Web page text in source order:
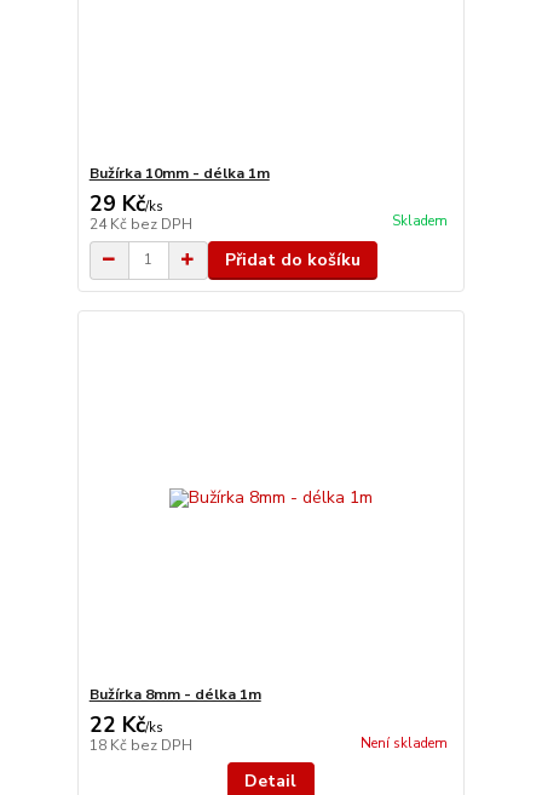
Bužírka 10mm - délka 1m
29 Kč/ks
24 Kč bez DPH Skladem
Přidat do košíku
Bužírka 8mm - délka 1m
22 Kč/ks
18 Kč bez DPH Není skladem
Detail